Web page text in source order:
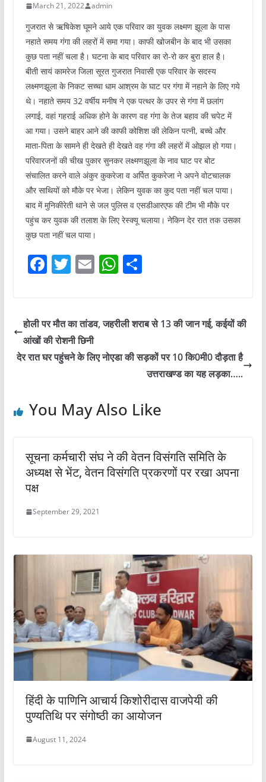
March 21, 2022 admin
गुजरात से ऋषिकेश घूमने आये एक परिवार का युवक लक्ष्मण झूला के पास
नहाते समय गंगा की लहरों में समा गया। काफी खोजबीन के बाद भी उसका
कुछ पता नहीं चला है। घटना के बाद परिवार का रो-रो कर बुरा हाल है।
बीती सायं कामरेज जिला सूरत गुजरात निवासी एक परिवार के सदस्य
लक्ष्मणझूला के निकट सच्चा धाम आश्रम के घाट पर गंगा में नहाने के लिए गये
थे। नहाते समय 32 वर्षीय मनीष ने एक पत्थर के उपर से गंगा में छलांग
लगाई, वहां गहराई अधिक होने के कारण वह गंगा के तेज बहाव की चपेट में
आ गया। उसने बाहर आने की काफी कोशिश की लेकिन पत्नी, बच्चे और
माता-पिता के सामने ही देखते ही देखते वह गंगा की लहरों में ओझल हो गया।
परिवारजनों की चीख पुकार सुनकर लक्ष्मणझूला के नाव घाट पर बोट
संचालित करने वाले अंकुर कुकरेजा व अर्पित कुकरेजा ने अपने वोटचालक
और साथियों को मौके पर भेजा। लेकिन युवक का कुद पता नहीं चल पाया।
बाद में मुनिकीरेती थाने से जल पुलिस व एसडीआरएफ की टीम भी मौके पर
पहुंच कर युवक की तलाश के लिए रेस्क्यू चलाया। नेकिन देर रात तक उसका
कुछ पता नहीं चल पाया।
F
e
b
o
T
er
E
l
W
s
p
S
e
होली पर मौत का तांडव, जहरीली शराब से 13 की जान गई, कईयों की
आंखों की रोशनी छिनी
देर रात घर पहुंचने के लिए नोएडा की सड़कों पर 10 कि0मी0 दौड़ता है
उत्तराखण्ड का यह लड़का…..
You May Also Like
सूचना कर्मचारी संघ ने की वेतन विसंगति समिति के
अध्यक्ष से भेंट, वेतन विसंगति प्रकरणों पर रखा अपना
पक्ष
September 29, 2021
हिंदी के पाणिनि आचार्य किशोरीदास वाजपेयी की
पुण्यतिथि पर संगोष्ठी का आयोजन
August 11, 2024